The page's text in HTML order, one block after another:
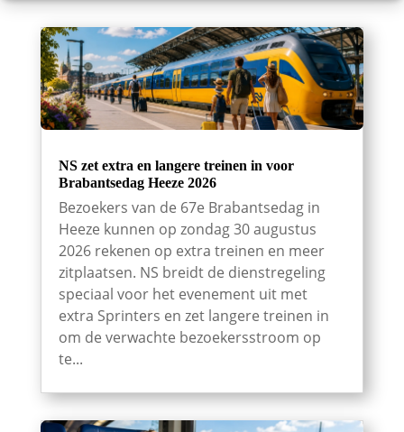
NS zet extra en langere treinen in voor
Brabantsedag Heeze 2026
Bezoekers van de 67e Brabantsedag in
Heeze kunnen op zondag 30 augustus
2026 rekenen op extra treinen en meer
zitplaatsen. NS breidt de dienstregeling
speciaal voor het evenement uit met
extra Sprinters en zet langere treinen in
om de verwachte bezoekersstroom op
te...